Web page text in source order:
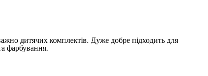
дитячих комплектів. Дуже добре підходить для
фарбування.